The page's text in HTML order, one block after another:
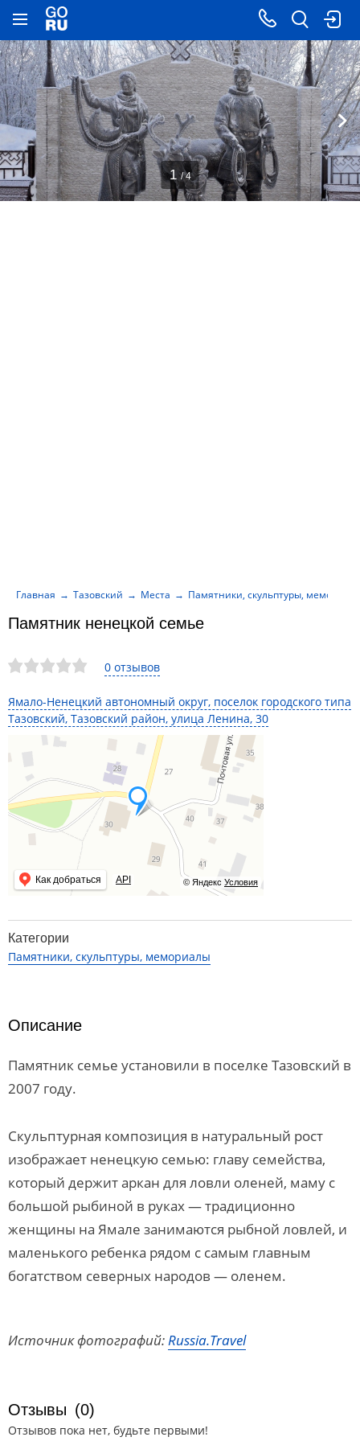
0 отзывов
Ямало-Ненецкий автономный округ, поселок городского типа
Тазовский, Тазовский район, улица Ленина, 30
© Яндекс Условия
Как добраться API
Памятник ненецкой семье
Главная Тазовский Места Памятники, скульптуры,
1 / 4
Категории
Памятники, скульптуры, мемориалы
Описание
Памятник семье установили в поселке Тазовский в
2007 году.
Скульптурная композиция в натуральный рост
изображает ненецкую семью: главу семейства,
который держит аркан для ловли оленей, маму с
большой рыбиной в руках — традиционно
женщины на Ямале занимаются рыбной ловлей, и
маленького ребенка рядом с самым главным
богатством северных народов — оленем.
Источник фотографий:Russia.Travel
Отзывы (0)
Отзывов пока нет, будьте первыми!